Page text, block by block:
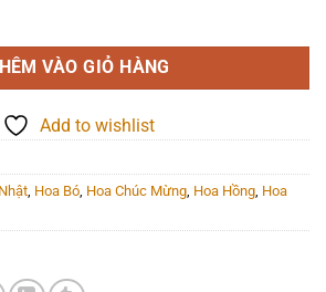
VÀO GIỎ HÀNG
Add to wishlist
, Hoa Bó, Hoa Chúc Mừng, Hoa Hồng, Hoa